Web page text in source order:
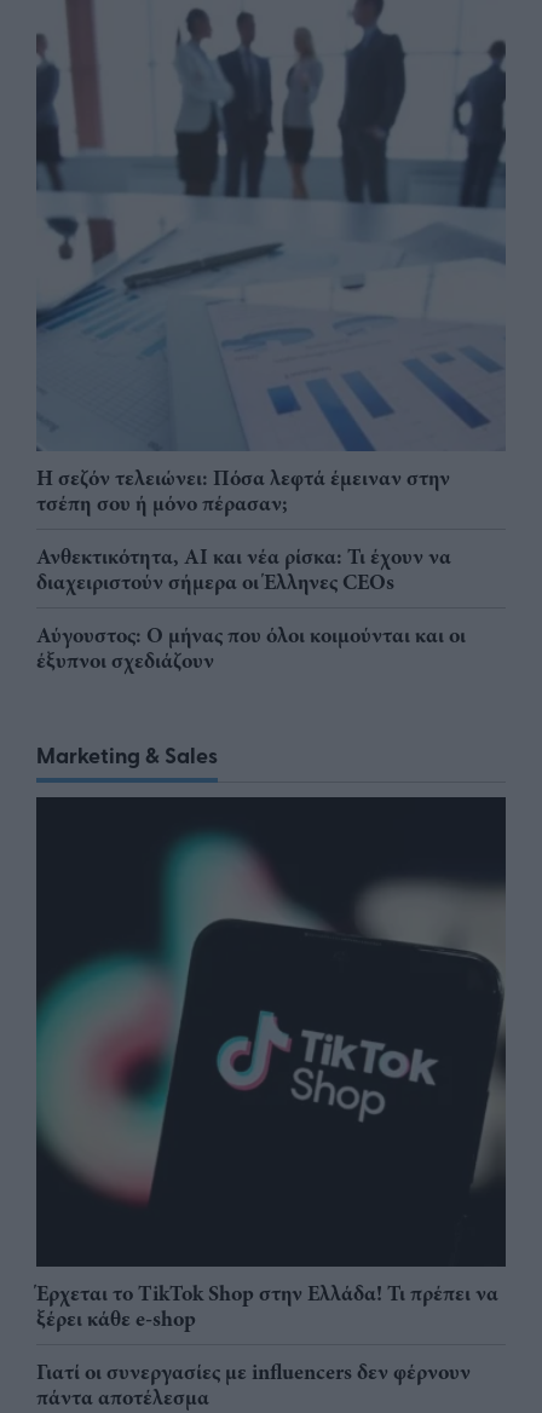
Η σεζόν τελειώνει: Πόσα λεφτά έμειναν στην
τσέπη σου ή μόνο πέρασαν;
Ανθεκτικότητα, AI και νέα ρίσκα: Τι έχουν να
διαχειριστούν σήμερα οι Έλληνες CEOs
Αύγουστος: Ο μήνας που όλοι κοιμούνται και οι
έξυπνοι σχεδιάζουν
Marketing & Sales
Έρχεται το TikTok Shop στην Ελλάδα! Τι πρέπει να
ξέρει κάθε e-shop
Γιατί οι συνεργασίες με influencers δεν φέρνουν
πάντα αποτέλεσμα